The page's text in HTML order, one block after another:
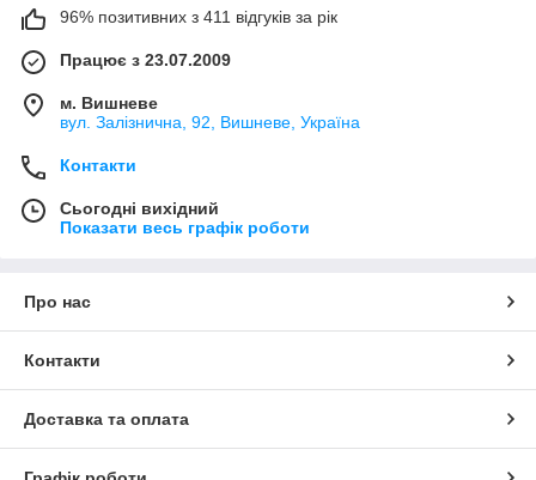
96% позитивних з 411 відгуків за рік
Працює з 23.07.2009
м. Вишневе
вул. Залізнична, 92, Вишневе, Україна
Контакти
Сьогодні вихідний
Показати весь графік роботи
Про нас
Контакти
Доставка та оплата